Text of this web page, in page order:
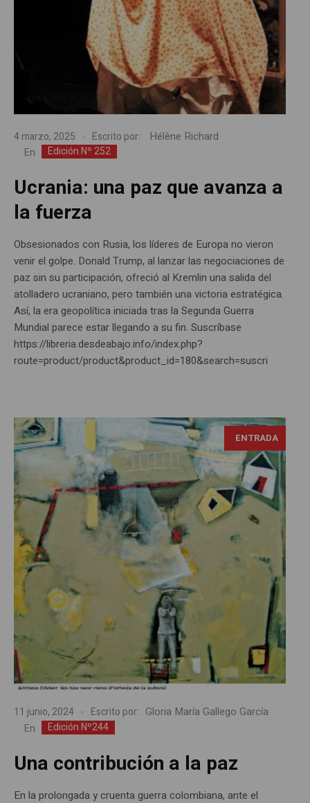
4 marzo, 2025 Escrito por: Hélène Richard
En Edición Nº 252
Ucrania: una paz que avanza a
la fuerza
Obsesionados con Rusia, los líderes de Europa no vieron
venir el golpe. Donald Trump, al lanzar las negociaciones de
paz sin su participación, ofreció al Kremlin una salida del
atolladero ucraniano, pero también una victoria estratégica.
Así, la era geopolítica iniciada tras la Segunda Guerra
Mundial parece estar llegando a su fin. Suscríbase
https://libreria.desdeabajo.info/index.php?
route=product/product&product_id=180&search=suscri
ENTRADA
11 junio, 2024 Escrito por: Gloria María Gallego García
En Edición Nº244
Una contribución a la paz
En la prolongada y cruenta guerra colombiana, ante el